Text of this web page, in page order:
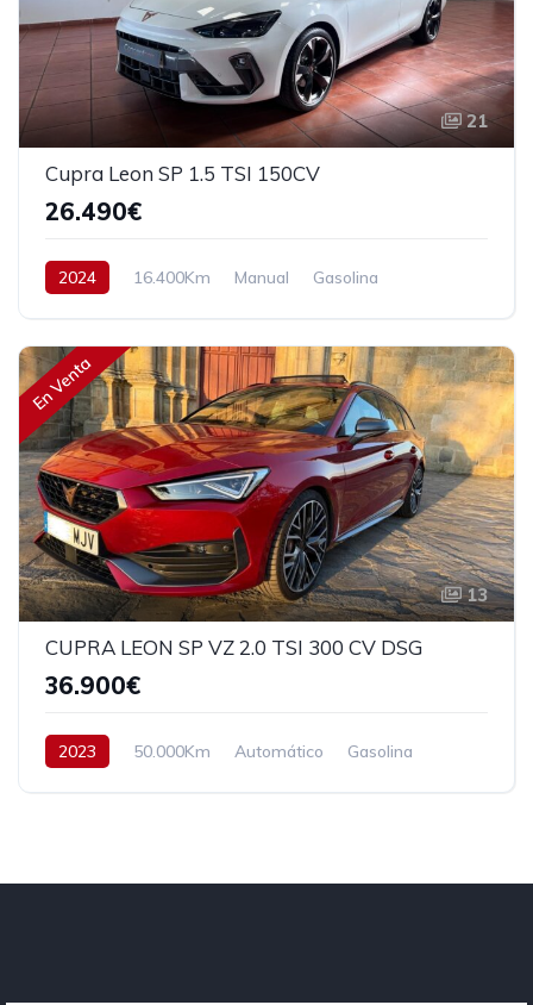
21
Cupra Leon SP 1.5 TSI 150CV
26.490€
2024 16.400Km Manual
Gasolina
En Venta
13
CUPRA LEON SP VZ 2.0 TSI 300 CV DSG
36.900€
2023 50.000Km Automático
Gasolina